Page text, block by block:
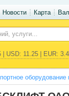
Новости Карта
| USD: 11.25 | EUR:
оборудование